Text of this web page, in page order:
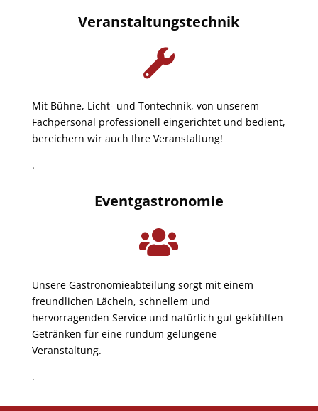
Veranstaltungstechnik

Mit Bühne, Licht- und Tontechnik, von unserem
Fachpersonal professionell eingerichtet und bedient,
bereichern wir auch Ihre Veranstaltung!
.
Eventgastronomie

Unsere Gastronomieabteilung sorgt mit einem
freundlichen Lächeln, schnellem und
hervorragenden Service und natürlich gut gekühlten
Getränken für eine rundum gelungene
Veranstaltung.
.